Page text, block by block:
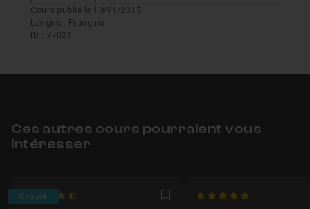
Cours publié le 19/01/2017
Langue : Français
ID : 77021
Ces autres cours pourraient vous
intéresser
Gratuit
4.7696629213483 Favori
5